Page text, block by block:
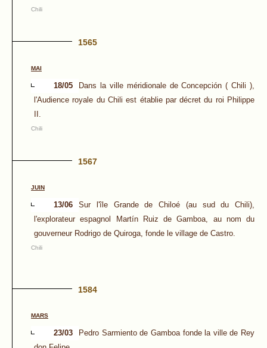
Chili
1565
MAI
18/05
Dans la ville méridionale de Concepción ( Chili ),
l'Audience royale du Chili est établie par décret du roi Philippe
II.
Chili
1567
JUIN
13/06
Sur l'île Grande de Chiloé (au sud du Chili),
l'explorateur espagnol Martín Ruiz de Gamboa, au nom du
gouverneur Rodrigo de Quiroga, fonde le village de Castro.
Chili
1584
MARS
23/03
Pedro Sarmiento de Gamboa fonde la ville de Rey